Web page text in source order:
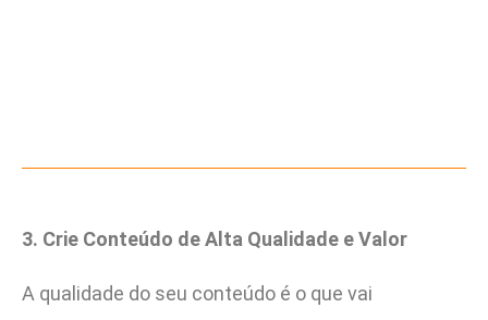
3. Crie Conteúdo de Alta Qualidade e Valor
A qualidade do seu conteúdo é o que vai